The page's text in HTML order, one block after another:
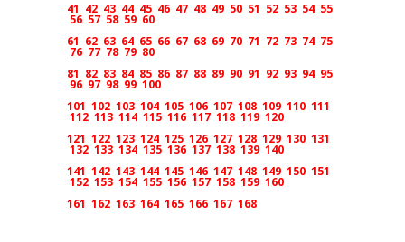
41 42 43 44 45 46 47 48 49 50 51 52 53 54 55
56 57 58 59 60
61 62 63 64 65 66 67 68 69 70 71 72 73 74 75
76 77 78 79 80
81 82 83 84 85 86 87 88 89 90 91 92 93 94 95
96 97 98 99 100
101 102 103 104 105 106 107 108 109 110 111
112 113 114 115 116 117 118 119 120
121 122 123 124 125 126 127 128 129 130 131
132 133 134 135 136 137 138 139 140
141 142 143 144 145 146 147 148 149 150 151
152 153 154 155 156 157 158 159 160
161 162 163 164 165 166 167 168